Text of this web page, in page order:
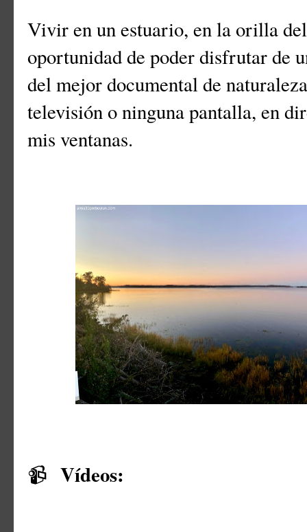
Vivir en un estuario, en la orilla
oportunidad de poder disfrutar de
del mejor documental de
televisión o ninguna pantalla, en
mis ventanas.
📹 Vídeos: